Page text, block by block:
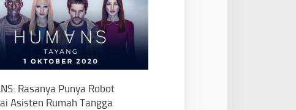
Rasanya Punya Robot
Asisten Rumah Tangga